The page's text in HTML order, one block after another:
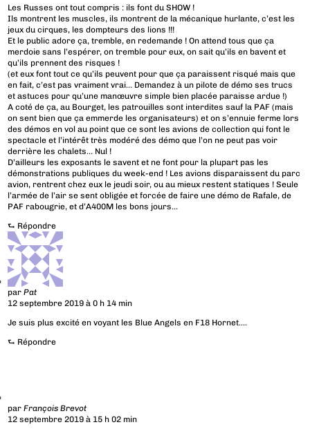
Les Russes ont tout compris : ils font du SHOW !
Ils montrent les muscles, ils montrent de la mécanique hurlante, c’est les
jeux du cirques, les dompteurs des lions !!!
Et le public adore ça, tremble, en redemande ! On attend tous que ça
merdoie sans l’espérer, on tremble pour eux, on sait qu’ils en bavent et
qu’ils prennent des risques !
(et eux font tout ce qu’ils peuvent pour que ça paraissent risqué mais que
en fait, c’est pas vraiment vrai… Demandez à un pilote de démo ses trucs
et astuces pour qu’une manœuvre simple bien placée paraisse ardue !)
A coté de ça, au Bourget, les patrouilles sont interdites sauf la PAF (mais
on sent bien que ça emmerde les organisateurs) et on s’ennuie ferme lors
des démos en vol au point que ce sont les avions de collection qui font le
spectacle et l’intérêt très modéré des démo que l’on ne peut pas voir
derrière les chalets… Nul !
D’ailleurs les exposants le savent et ne font pour la plupart pas les
démonstrations publiques du week-end ! Les avions disparaissent du parc
avion, rentrent chez eux le jeudi soir, ou au mieux restent statiques ! Seule
l’armée de l’air se sent obligée et forcée de faire une démo de Rafale, de
PAF rabougrie, et d’A400M les bons jours…
⮑ Répondre
parPat
12 septembre 2019 à 0 h 14 min
Je suis plus excité en voyant les Blue Angels en F18 Hornet….
⮑ Répondre
parFrançois Brevot
12 septembre 2019 à 15 h 02 min